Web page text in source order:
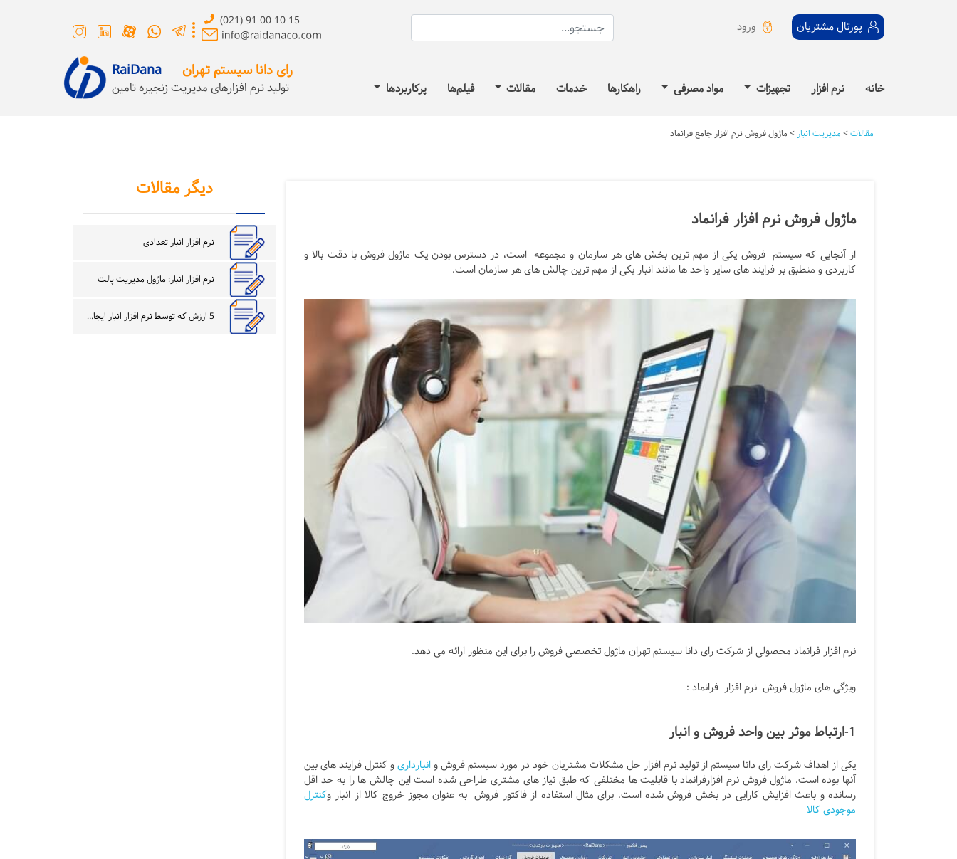
پورتال مشتریان ورود (021) 91 00 10 15
خانه نرم افزار تجهیزات مواد مصرفی راهکارها خدمات مقالات فیلم‌ها پرکاربردها
رای دانا سیستم تهران RaiDana
تولید نرم افزارهای مدیریت زنجیره تامین
مقالات> مدیریت انبار> ماژول فروش نرم افزار جامع فرانماد
ماژول فروش نرم افزار فرانماد
از آنجایی که سیستم فروش یکی از مهم ترین بخش های هر سازمان و مجموعه است، در دسترس بودن یک ماژول فروش با دقت بالا و
کاربردی و منطبق بر فرایند‌‌ های سایر واحد ها مانند انبار یکی از مهم ترین چالش های هر سازمان است.
نرم افزار فرانماد محصولی از شرکت رای دانا سیستم تهران ماژول تخصصی فروش را برای این منظور ارائه می دهد.
ویژگی های ماژول فروش نرم افزار فرانماد :
1- ارتباط موثر بین واحد فروش و انبار
یکی از اهداف شرکت رای دانا سیستم از تولید نرم افزار حل مشکلات مشتریان خود در مورد سیستم فروش وانبارداریو کنترل فرایند های بین
آنها بوده است. ماژول فروش نرم افزارفرانماد با قابلیت ها مختلفی که طبق نیاز های مشتری طراحی شده است این چالش ها را به حد اقل
رسانده و باعث افزایش کارایی در بخش فروش شده است. برای مثال استفاده از فاکتور فروش به عنوان مجوز خروج کالا از انبار وکنترل
موجودی کالا
دیگر مقالات
نرم افزار انبار تعدادی
نرم افزار انبار: ماژول مدیریت پالت
5 ارزش که توسط نرم افزار انبار ایجاد می شود